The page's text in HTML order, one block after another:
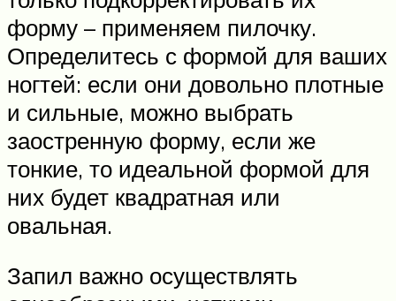
форму – применяем пилочку.
Определитесь с формой для ваших
ногтей: если они довольно плотные
и сильные, можно выбрать
заостренную форму, если же
тонкие, то идеальной формой для
них будет квадратная или
овальная.
Запил важно осуществлять